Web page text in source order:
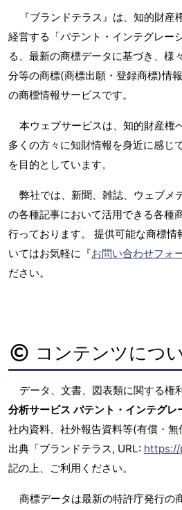
『ブランドテラス』は、知的財
経営する「パテント・インテグレー
る、最新の商標データに基づき、様
分等の商標(商標出願・登録商標)情
の商標情報サービスです。
本ウェブサービスは、知的財産権
多くの方々に知財情報を身近に感じ
を目的としています。
弊社では、新聞、雑誌、ウェブメ
の各種記事において活用できる各種
行っております。 提供可能な商標情
いてはお気軽に『お問い合わせフォ
ださい。
コンテンツにつ
データ、文書、図表類に関する権
分析サービス パテント・インテグレ
社内資料、社外報告資料等(有償・
出典「ブランドテラス, URL:
記の上、ご利用ください。
商標データは最新の特許庁発行の